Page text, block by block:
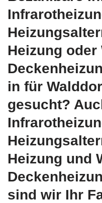
Heizung oder
in für
gesucht?
Heizung und
sind wir Ihr